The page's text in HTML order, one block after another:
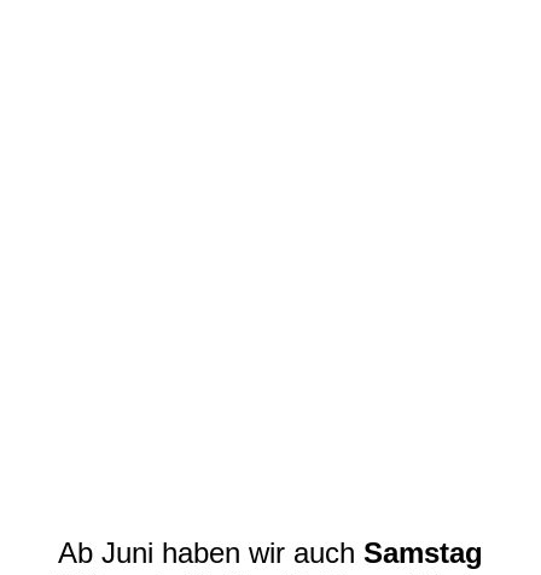
Ab Juni haben wir auch Samstag